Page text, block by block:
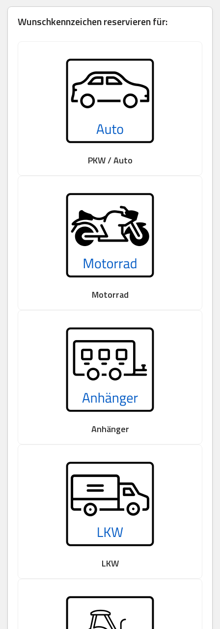
Wunschkennzeichen reservieren für:
PKW / Auto
Motorrad
Anhänger
LKW